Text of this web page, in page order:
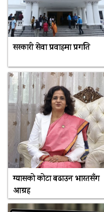
सरकारी सेवा प्रवाहमा प्रगति
ग्यासको कोटा बढाउन भारतसँग
आग्रह